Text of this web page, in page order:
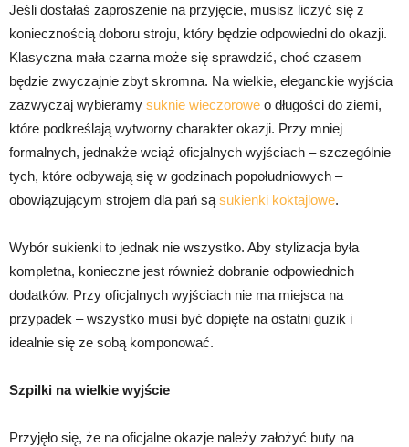
Jeśli dostałaś zaproszenie na przyjęcie, musisz liczyć się z
koniecznością doboru stroju, który będzie odpowiedni do okazji.
Klasyczna mała czarna może się sprawdzić, choć czasem
będzie zwyczajnie zbyt skromna. Na wielkie, eleganckie wyjścia
zazwyczaj wybieramy suknie wieczorowe o długości do ziemi,
które podkreślają wytworny charakter okazji. Przy mniej
formalnych, jednakże wciąż oficjalnych wyjściach – szczególnie
tych, które odbywają się w godzinach popołudniowych –
obowiązującym strojem dla pań są sukienki koktajlowe.
Wybór sukienki to jednak nie wszystko. Aby stylizacja była
kompletna, konieczne jest również dobranie odpowiednich
dodatków. Przy oficjalnych wyjściach nie ma miejsca na
przypadek – wszystko musi być dopięte na ostatni guzik i
idealnie się ze sobą komponować.
Szpilki na wielkie wyjście
Przyjęło się, że na oficjalne okazje należy założyć buty na